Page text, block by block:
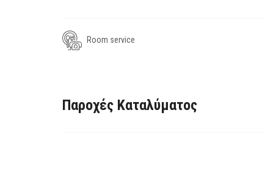
Room service
Παροχές Καταλύματος